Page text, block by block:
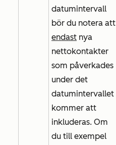
datumintervall
bör du notera att
endast nya
nettokontakter
som påverkades
under det
datumintervallet
kommer att
inkluderas. Om
du till exempel